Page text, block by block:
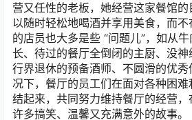
营又任性的老板，她经营这家餐馆
以随时轻松地喝酒并享用美食，而
的店员也大多是些 “问题儿”，如从
长、待过的餐厅全倒闭的主厨、没
行界退休的预备酒师、不圆滑的优
况下，餐厅的员工们在面对各种困
结起来，共同努力维持餐厅的经营
许多搞笑、温馨又充满意外的故事。